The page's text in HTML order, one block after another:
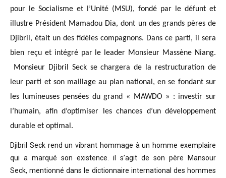
pour le Socialisme et l’Unité (MSU), fondé par le défunt et
illustre Président Mamadou Dia, dont un des grands pères de
Djibril, était un des fidèles compagnons. Dans ce parti, il sera
bien reçu et intégré par le leader Monsieur Massène Niang.
Monsieur Djibril Seck se chargera de la restructuration de
leur parti et son maillage au plan national, en se fondant sur
les lumineuses pensées du grand « MAWDO » : investir sur
l’humain, afin d’optimiser les chances d’un développement
durable et optimal.
Djibril Seck rend un vibrant hommage à un homme exemplaire
qui a marqué son existence. il s’agit de son père Mansour
Seck,mentionné dans le dictionnaire international des hommes